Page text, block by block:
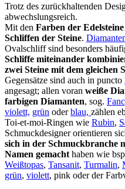
Trotz des zurückhaltenden
abwechslungsreich.
Mit den Farben der
Schliffen der Steine.
Ovalschliff sind besonders
Schliffe miteinander
zwei Steine mit dem gleichen
Gegensätze sind auch in puncto
angesagt; allen voran weiße
farbigen Diamanten, sog.
violett, grün oderblau, zählen
Toi-et-moi-Ringen wie Rubin,
Schmuckdesigner orientieren
sich in der Schmuckbranche
Namen gemacht haben wie
Weißtopas, Tansanit, Turmalin,
grün, violett, pink oder der